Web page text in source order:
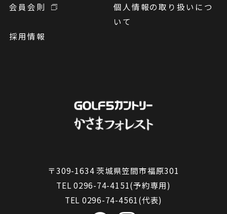
会員会則
個人情報の取り扱いにつ
いて
採用情報
〒309-1634 茨城県笠間市福原301
TEL 0296-74-4151(予約専用)
TEL 0296-74-4561(代表)